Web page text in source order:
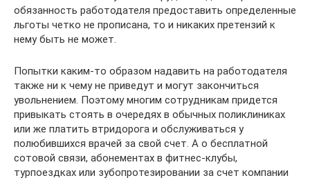
обязанность работодателя предоставить ­определенные
льготы четко не прописана, то и никаких претензий к
нему быть не может.
Попытки каким-то образом надавить на работодателя
также ни к чему не приведут и могут закончиться
увольнением. Поэтому многим сотрудникам придется
привыкать стоять в очередях в обычных поликлиниках
или же платить втридорога и обслуживаться у
полюбившихся врачей за свой счет. А о бесплатной
сотовой связи, абонементах в фитнес-клубы,
турпоездках или зубопротезировании за счет компании